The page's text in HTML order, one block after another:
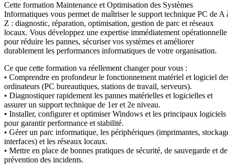
Cette formation Maintenance et Optimisation des Systèmes
Informatiques vous permet de maîtriser le support technique PC de A
Z : diagnostic, réparation, optimisation, gestion de parc et réseaux
locaux. Vous développez une expertise immédiatement opérationnelle
pour réduire les pannes, sécuriser vos systèmes et améliorer
durablement les performances informatiques de votre organisation.
Ce que cette formation va réellement changer pour vous :
• Comprendre en profondeur le fonctionnement matériel et logiciel
ordinateurs (PC bureautiques, stations de travail, serveurs).
• Diagnostiquer rapidement les pannes matérielles et logicielles et
assurer un support technique de 1er et 2e niveau.
• Installer, configurer et optimiser Windows et les principaux logiciels
pour garantir performance et stabilité.
• Gérer un parc informatique, les périphériques (imprimantes,
interfaces) et les réseaux locaux.
• Mettre en place de bonnes pratiques de sécurité, de sauvegarde et de
prévention des incidents.